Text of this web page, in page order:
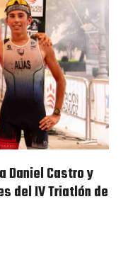
Daniel Castro y
del IV Triatlón de